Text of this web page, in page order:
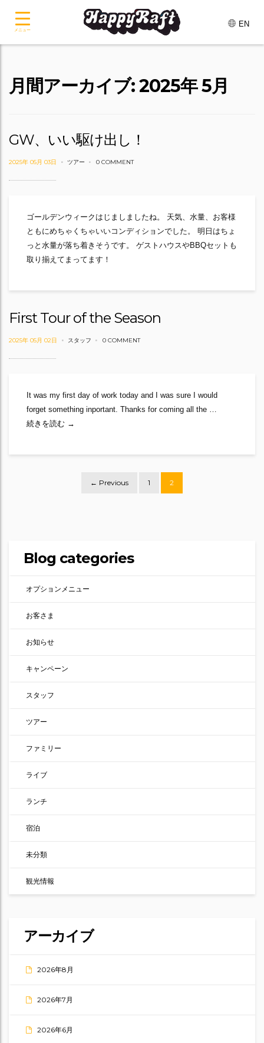
EN
月間アーカイブ: 2025年 5月
GW、いい駆け出し！
2025年 05月 03日 ツアー 0 COMMENT
ゴールデンウィークはじましましたね。 天気、水量、お客様
ともにめちゃくちゃいいコンディションでした。 明日はちょ
っと水量が落ち着きそうです。 ゲストハウスやBBQセットも
取り揃えてまってます！
First Tour of the Season
2025年 05月 02日 スタッフ 0 COMMENT
It was my first day of work today and I was sure I would
forget something inportant. Thanks for coming all the …
続きを読む First Tour of the Season
→
← Previous 1 2
Blog categories
オプションメニュー
お客さま
お知らせ
キャンペーン
スタッフ
ツアー
ファミリー
ライブ
ランチ
宿泊
未分類
観光情報
アーカイブ
2026年8月
2026年7月
2026年6月
メニュー